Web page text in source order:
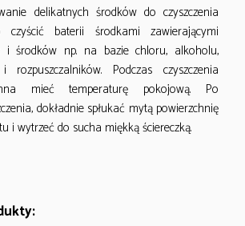
delikatnych środków do czyszczenia
baterii środkami zawierającymi
i środków np. na bazie chloru, alkoholu,
Podczas czyszczenia
mieć temperaturę pokojową. Po
dokładnie spłukać mytą powierzchnię
i wytrzeć do sucha miękką ściereczką.